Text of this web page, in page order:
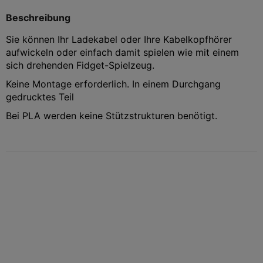
Beschreibung
Sie können Ihr Ladekabel oder Ihre Kabelkopfhörer
aufwickeln oder einfach damit spielen wie mit einem
sich drehenden Fidget-Spielzeug.
Keine Montage erforderlich. In einem Durchgang
gedrucktes Teil
Bei PLA werden keine Stützstrukturen benötigt.